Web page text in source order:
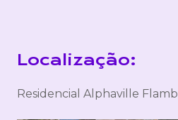
Localização:
Residencial Alphaville